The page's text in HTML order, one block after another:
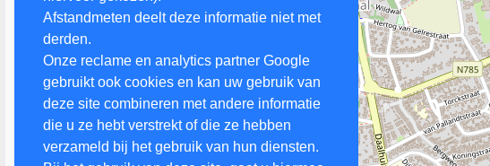
Afstandmeten deelt deze informatie niet met
derden.
Onze reclame en analytics partner Google
gebruikt ook cookies en kan uw gebruik van
deze site combineren met andere informatie
die u ze hebt verstrekt of die ze hebben
verzameld bij het gebruik van hun diensten.